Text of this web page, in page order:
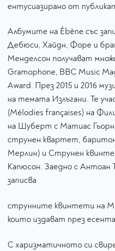
ентусиазирано от
Албумите на Ébène със
Дебюси, Хайдн, Форе и
Менделсон получават
Gramophone, BBC Music
Award. През 2015 и 2016
на темата Излъгани. Те
(Mélodies françaises) на
на Шуберт с Матиас
струнен квартет,
Мерлин) и Струнен
Капюсон. Заедно с
записва
струнните квинтети на
които издават през
С харизматичното си